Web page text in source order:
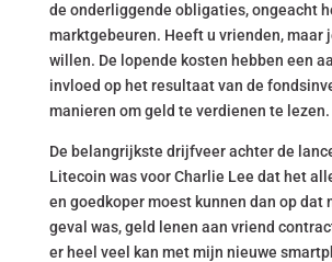
de onderliggende obligaties, ongeacht
marktgebeuren. Heeft u vrienden, maar
willen. De lopende kosten hebben een
invloed op het resultaat van de
manieren om geld te verdienen te lezen.
De belangrijkste drijfveer achter de
Litecoin was voor Charlie Lee dat het
en goedkoper moest kunnen dan op dat
geval was, geld lenen aan vriend
er heel veel kan met mijn nieuwe